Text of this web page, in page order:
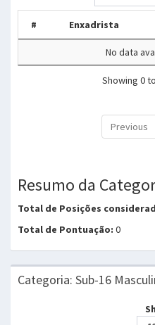
# Enxadrista
No data
Showing 0
Previous
Resumo da
Total de Posições
Total de Pontuação: 0
Categoria: Sub-16